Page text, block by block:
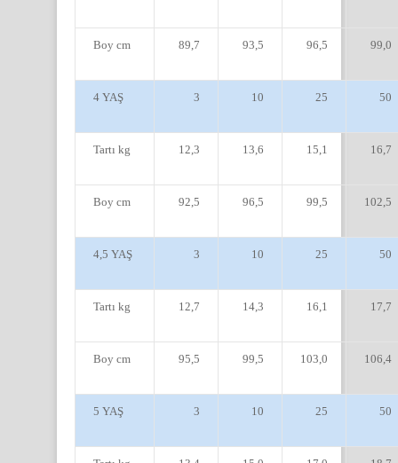
Boy cm 89,7 93,5 96,5 99,0
4 YAŞ 3 10 25 50
Tartı kg 12,3 13,6 15,1 16,7
Boy cm 92,5 96,5 99,5 102,5
4,5 YAŞ 3 10 25 50
Tartı kg 12,7 14,3 16,1 17,7
Boy cm 95,5 99,5 103,0 106,4
5 YAŞ 3 10 25 50